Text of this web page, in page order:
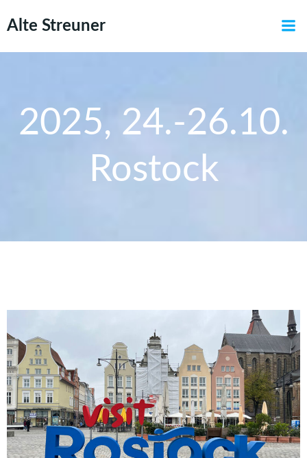
Alte Streuner
2025, 24.-26.10.
Rostock